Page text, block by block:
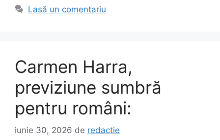
Lasă un comentariu
Carmen Harra,
previziune sumbră
pentru români:
iunie 30, 2026 de redactie